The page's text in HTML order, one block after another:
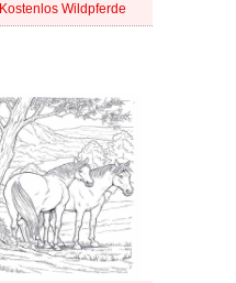
Kostenlos Wildpferde